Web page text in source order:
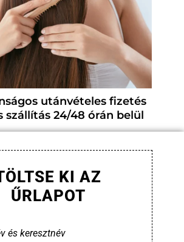
utánvételes fizetés
szállítás 24/48 órán belül
KI AZ
ŰRLAPOT
és keresztnév